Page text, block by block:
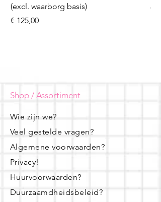
(excl. waarborg basis)
Prijs
€ 125,00
Prijs
€
Shop / Assortiment
Wie zijn we?
Veel gestelde vragen?
Algemene voorwaarden?
Privacy!
Huurvoorwaarden?
Duurzaamdheidsbeleid?